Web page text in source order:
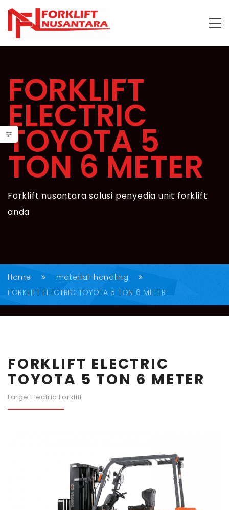
FORKLIFT
ELECTRIC
TOYOTA 5
TON 6 METER
Forklift nusantara solusi penyedia unit forklift
anda
Home
material-handling
FORKLIFT ELECTRIC TOYOTA 5 TON 6 METER
FORKLIFT ELECTRIC
TOYOTA 5 TON 6 METER
Large Electric Forklift